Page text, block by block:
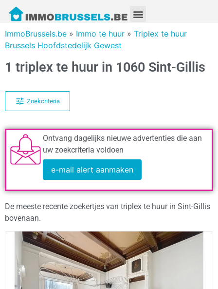
ImmoBrussels.be » Immo te huur » Triplex te huur
Brussels Hoofdstedelijk Gewest
1 triplex te huur in 1060 Sint-Gillis
Zoekcriteria
Ontvang dagelijks nieuwe advertenties die aan
uw zoekcriteria voldoen
e-mail alert aanmaken
De meeste recente zoekertjes van triplex te huur in Sint-Gillis
bovenaan.